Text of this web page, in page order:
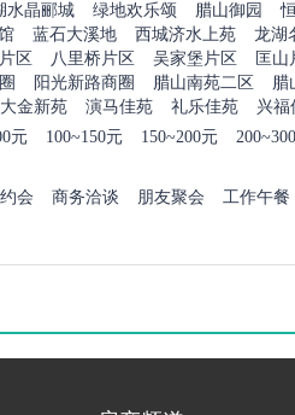
水晶郦城 绿地欢乐颂 腊山御园
蓝石大溪地 西城济水上苑 龙湖
区 八里桥片区 吴家堡片区 匡山
阳光新路商圈 腊山南苑二区 腊
大金新苑 演马佳苑 礼乐佳苑 兴福
元 100~150元 150~200元
会 商务洽谈 朋友聚会 工作午餐